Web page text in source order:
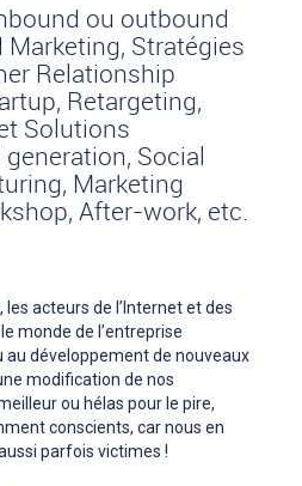
ou outbound
Marketing, Stratégies
Relationship
Retargeting,
Solutions
Social
Marketing
After-work, etc.
les acteurs de l’Internet et des
monde de l’entreprise
au développement de nouveaux
modification de nos
ou hélas pour le pire,
conscients, car nous en
parfois victimes !